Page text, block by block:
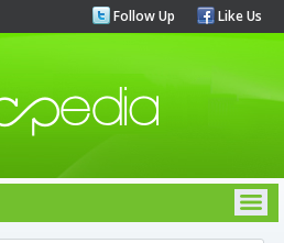
Follow Up Like Us